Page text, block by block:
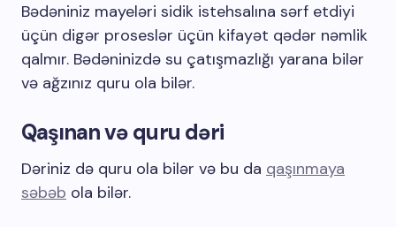
Bədəniniz mayeləri sidik istehsalına sərf etdiyi
üçün digər proseslər üçün kifayət qədər nəmlik
qalmır. Bədəninizdə su çatışmazlığı yarana bilər
və ağzınız quru ola bilər.
Qaşınan və quru dəri
Dəriniz də quru ola bilər və bu da qaşınmaya
səbəb ola bilər.